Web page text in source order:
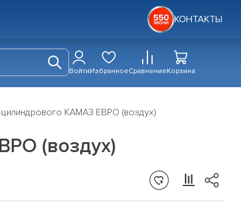
КОНТАКТЫ
ВойтиИзбранноеСравнениеКорзина
КАМАЗ ЕВРО (воздух)
(воздух)